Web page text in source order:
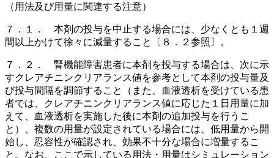
（用法及び用量に関連する注意）
７．１． 本剤の投与を中止する場合には、少なくとも１週
間以上かけて徐々に減量すること〔８．２参照〕。
７．２． 腎機能障害患者に本剤を投与する場合は、次に示
すクレアチニンクリアランス値を参考として本剤の投与量及
び投与間隔を調節すること（また、血液透析を受けている患
者では、クレアチニンクリアランス値に応じた１日用量に加
えて、血液透析を実施した後に本剤の追加投与を行うこ
と）、複数の用量が設定されている場合には、低用量から開
始し、忍容性が確認され、効果不十分な場合に増量するこ
と。なお、ここで示している用法・用量はシミュレーション